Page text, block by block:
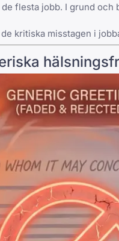
flesta jobb. I grund
kritiska misstagen i